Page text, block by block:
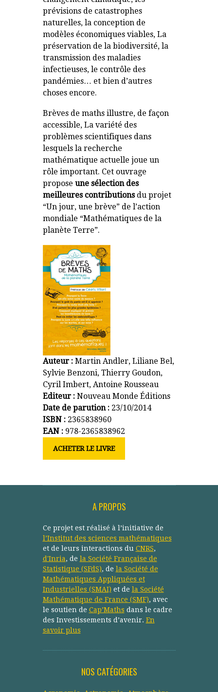
prévisions de catastrophes
naturelles, la conception de
modèles économiques viables, La
préservation de la biodiversité, la
transmission des maladies
infectieuses, le contrôle des
pandémies… et bien d’autres
choses encore.
Brèves de maths illustre, de façon
accessible, La variété des
problèmes scientifiques dans
lesquels la recherche
mathématique actuelle joue un
rôle important. Cet ouvrage
propose une sélection des
meilleures contributionsdu projet
“Un jour, une brève” de l’action
mondiale “Mathématiques de la
planète Terre”.
Auteur :Martin Andler, Liliane Bel,
Sylvie Benzoni, Thierry Goudon,
Cyril Imbert, Antoine Rousseau
Editeur :Nouveau Monde Éditions
Date de parution :23/10/2014
ISBN :2365838960
EAN :978-2365838962
ACHETER LE LIVRE
A PROPOS
Ce projet est réalisé à l’initiative de
l’Institut des sciences mathématiques
et de leurs interactions du CNRS,
d'Inria, de la Société Française de
Statistique (SFdS), de la Société de
Mathématiques Appliquées et
Industrielles (SMAI) et de la Société
Mathématique de France (SMF), avec
le soutien de Cap’Maths dans le cadre
des Investissements d’avenir. En
savoir plus
NOS CATÉGORIES